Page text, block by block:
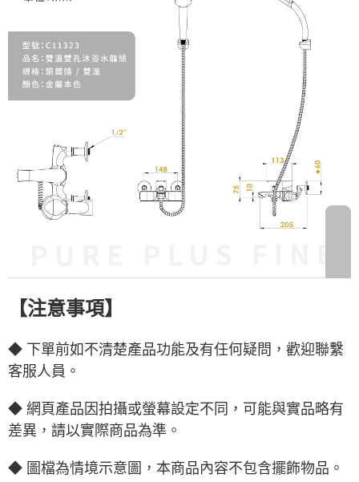
【注意事項】
◆ 下單前如不清楚產品功能及有任何疑問，歡迎聯繫
客服人員。
◆ 網頁產品因拍攝或螢幕設定不同，可能與實品略有
差異，請以實際商品為準。
◆ 圖檔為情境示意圖，本商品內容不包含擺飾物品。